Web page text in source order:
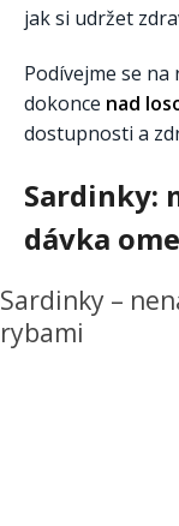
jak si udržet
Podívejme se
dokonce nad
dostupnosti a
Sardinky:
dávka
Sardinky –
rybami